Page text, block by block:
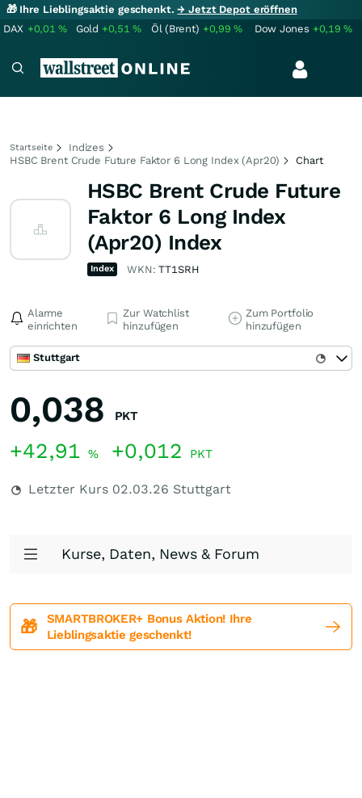
🎁 Ihre Lieblingsaktie geschenkt.→ Jetzt Depot eröffnen
DAX +0,01% Gold +0,51% Öl (Brent) +0,99% Dow Jones +0,19%
Startseite
Indizes
HSBC Brent Crude Future Faktor 6 Long Index (Apr20)
Chart
HSBC Brent Crude Future
Faktor 6 Long Index
(Apr20) Index
Index WKN:TT1SRH
Alarme
einrichten
Zur Watchlist
hinzufügen
Zum Portfolio
hinzufügen
Stuttgart
0,038 PKT
+42,91 % +0,012 PKT
Letzter Kurs 02.03.26 Stuttgart
Kurse, Daten, News & Forum
🎁
SMARTBROKER+ Bonus Aktion! Ihre
Lieblingsaktie geschenkt!